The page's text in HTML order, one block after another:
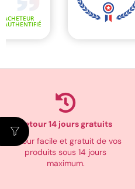
Retour 14 jours gratuits
Retour facile et gratuit de vos
produits sous 14 jours
maximum.